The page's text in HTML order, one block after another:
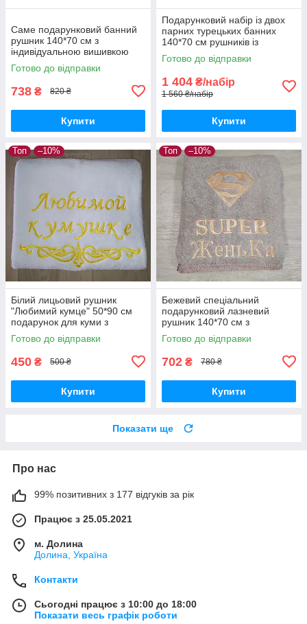
Саме подарунковий банний
рушник 140*70 см з
індивідуальною вишивкою
Готово до відправки
738 ₴ 820 ₴
Купити
Подарунковий набір із двох
парних турецьких банних
140*70 см рушників із
вишивкою під замовлення
для бабусі та дідуся
Готово до відправки
1 404 ₴/набір
1 560 ₴/набір
Купити
Топ –10%
Білий лицьовий рушник
"Любимий кумце" 50*90 см
подарунок для куми з
індивідуальною вишивкою під
замовлення
Готово до відправки
450 ₴ 500 ₴
Купити
Топ –10%
Бежевий спеціальний
подарунковий лазневий
рушник 140*70 см з
вишивкою значок супермена
та написами "SUPER
Готово до відправки
702 ₴ 780 ₴
Купити
Показати ще
Про нас
99% позитивних з 177 відгуків за рік
Працює з 25.05.2021
м. Долина
Долина, Україна
Контакти
Сьогодні працює з 10:00 до 18:00
Показати весь графік роботи